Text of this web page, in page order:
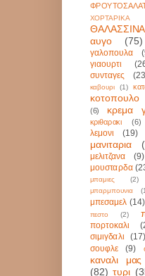
ΧΟΡΤΑΡΙΚΑ
ΘΑΛΑΣΣΙΝΑ
αυγο (75)
γαλοπουλα
γιαουρτι
συνταγες
καβουρι (1)
κοτοπουλο
(6)
κρεμα
κριθαρακι (6)
λεμονι
(19)
μανιταρια
μελιτζανα
(9)
μουσταρδα
μπαμιες (2)
μπαρμπουνια
μπεσαμελ (14)
πεστο (2)
πορτοκαλι
σιμιγδαλι
(17)
σουφλε
(9)
καναλι
(82) τυρι